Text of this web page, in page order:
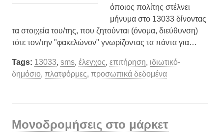
όποιος πολίτης στέλνει
μήνυμα στο 13033 δίνοντας
τα στοιχεία του/της, που ζητούνται (όνομα, διεύθυνση)
τότε τον/την "φακελώνον" γνωρίζοντας τα πάντα για…
Tags: 13033, sms, έλεγχος, επιτήρηση, ιδιωτικό-
δημόσιο, πλατφόρμες, προσωπικά δεδομένα
Μονοδρομήσεις στο μάρκετ